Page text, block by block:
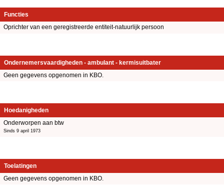
Functies
Oprichter van een geregistreerde entiteit-natuurlijk persoon
Ondernemersvaardigheden - ambulant - kermisuitbater
Geen gegevens opgenomen in KBO.
Hoedanigheden
Onderworpen aan btw
Sinds 9 april 1973
Toelatingen
Geen gegevens opgenomen in KBO.